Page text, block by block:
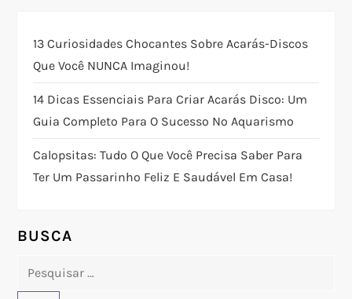
ã
o
d
e
o
s
13 Curiosidades Chocantes Sobre Acarás-Discos
Que Você NUNCA Imaginou!
14 Dicas Essenciais Para Criar Acarás Disco: Um
Guia Completo Para O Sucesso No Aquarismo
Calopsitas: Tudo O Que Você Precisa Saber Para
Ter Um Passarinho Feliz E Saudável Em Casa!
BUSCA
Pesquisar